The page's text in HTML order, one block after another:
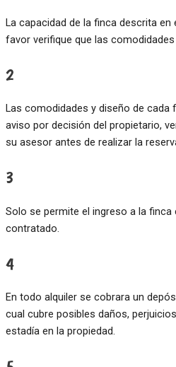
La capacidad de la finca descrita
favor verifique que las
2
Las comodidades y diseño de cada
aviso por decisión del propietario,
su asesor antes de realizar la
3
Solo se permite el ingreso a la finca
contratado.
4
En todo alquiler se cobrara un
cual cubre posibles daños,
estadía en la propiedad.